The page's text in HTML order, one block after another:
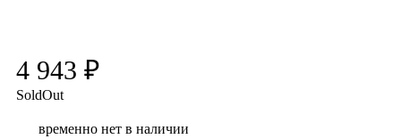
4 943 ₽
SoldOut
временно нет в наличии